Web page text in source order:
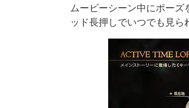
ムービーシーン中にポー
ッド長押しでいつでも見ら